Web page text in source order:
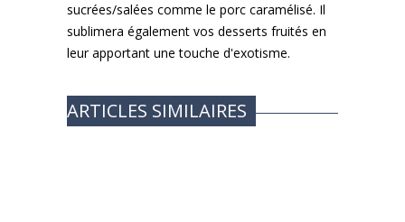
sucrées/salées comme le porc caramélisé. Il
sublimera également vos desserts fruités en
leur apportant une touche d'exotisme.
ARTICLES SIMILAIRES